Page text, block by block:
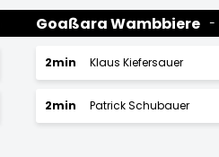
Goaßara Wambbiere
2min Klaus Kiefersauer
2min Patrick Schubauer